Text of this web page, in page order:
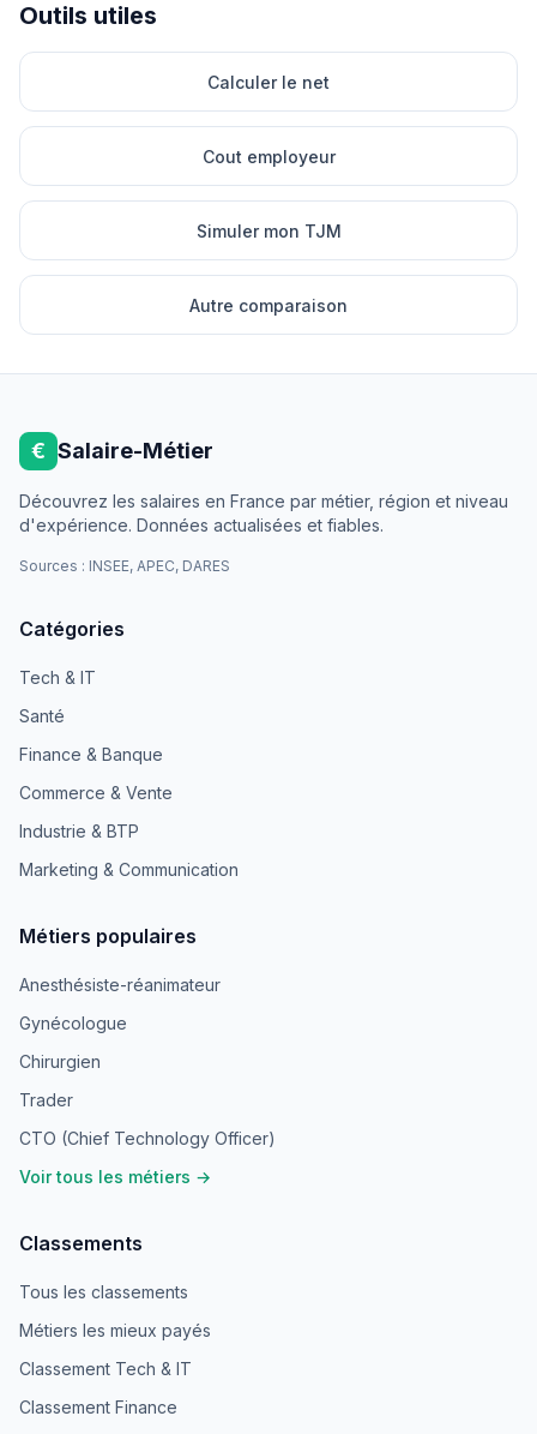
Outils utiles
Calculer le net
Cout employeur
Simuler mon TJM
Autre comparaison
€ Salaire-Métier
Découvrez les salaires en France par métier, région et niveau
d'expérience. Données actualisées et fiables.
Sources : INSEE, APEC, DARES
Catégories
Tech & IT
Santé
Finance & Banque
Commerce & Vente
Industrie & BTP
Marketing & Communication
Métiers populaires
Anesthésiste-réanimateur
Gynécologue
Chirurgien
Trader
CTO (Chief Technology Officer)
Voir tous les métiers →
Classements
Tous les classements
Métiers les mieux payés
Classement Tech & IT
Classement Finance